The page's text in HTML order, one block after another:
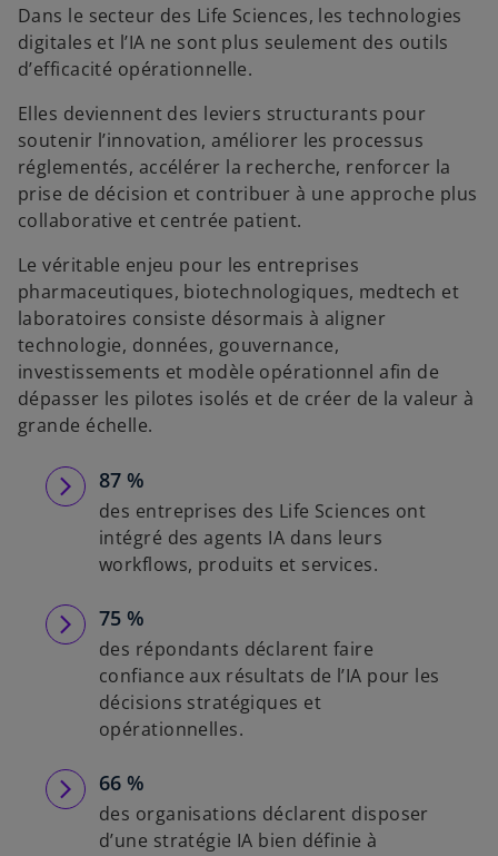
Dans le secteur des Life Sciences, les technologies
digitales et l’IA ne sont plus seulement des outils
d’efficacité opérationnelle.
Elles deviennent des leviers structurants pour
soutenir l’innovation, améliorer les processus
réglementés, accélérer la recherche, renforcer la
prise de décision et contribuer à une approche plus
collaborative et centrée patient.
Le véritable enjeu pour les entreprises
pharmaceutiques, biotechnologiques, medtech et
laboratoires consiste désormais à aligner
technologie, données, gouvernance,
investissements et modèle opérationnel afin de
dépasser les pilotes isolés et de créer de la valeur à
grande échelle.
87 %
des entreprises des Life Sciences ont
intégré des agents IA dans leurs
workflows, produits et services.
75 %
des répondants déclarent faire
confiance aux résultats de l’IA pour les
décisions stratégiques et
opérationnelles.
66 %
des organisations déclarent disposer
d’une stratégie IA bien définie à